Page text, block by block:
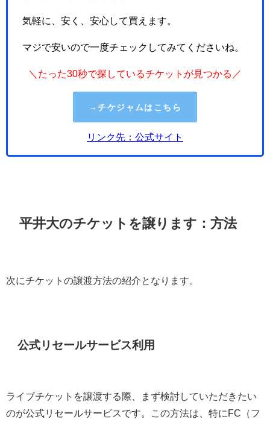
気軽に、安く、安心して買えます。
マジで安いので一度チェックしてみてくださいね。
＼たった30秒で探しているチケットが見つかる／
→チケジャムはこちら
リンク先：公式サイト
平井大のチケットを譲ります：方法
次にチケットの譲渡方法の紹介となります。
公式リセールサービス利用
ライブチケットを譲渡する際、まず検討していただきたい
のが公式リセールサービスです。この方法は、特にFC（フ